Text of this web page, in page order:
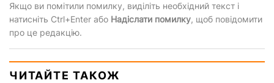
Якщо ви помітили помилку, виділіть необхідний текст і
натисніть Ctrl+Enter або Надіслати помилку, щоб повідомити
про це редакцію.
ЧИТАЙТЕ ТАКОЖ